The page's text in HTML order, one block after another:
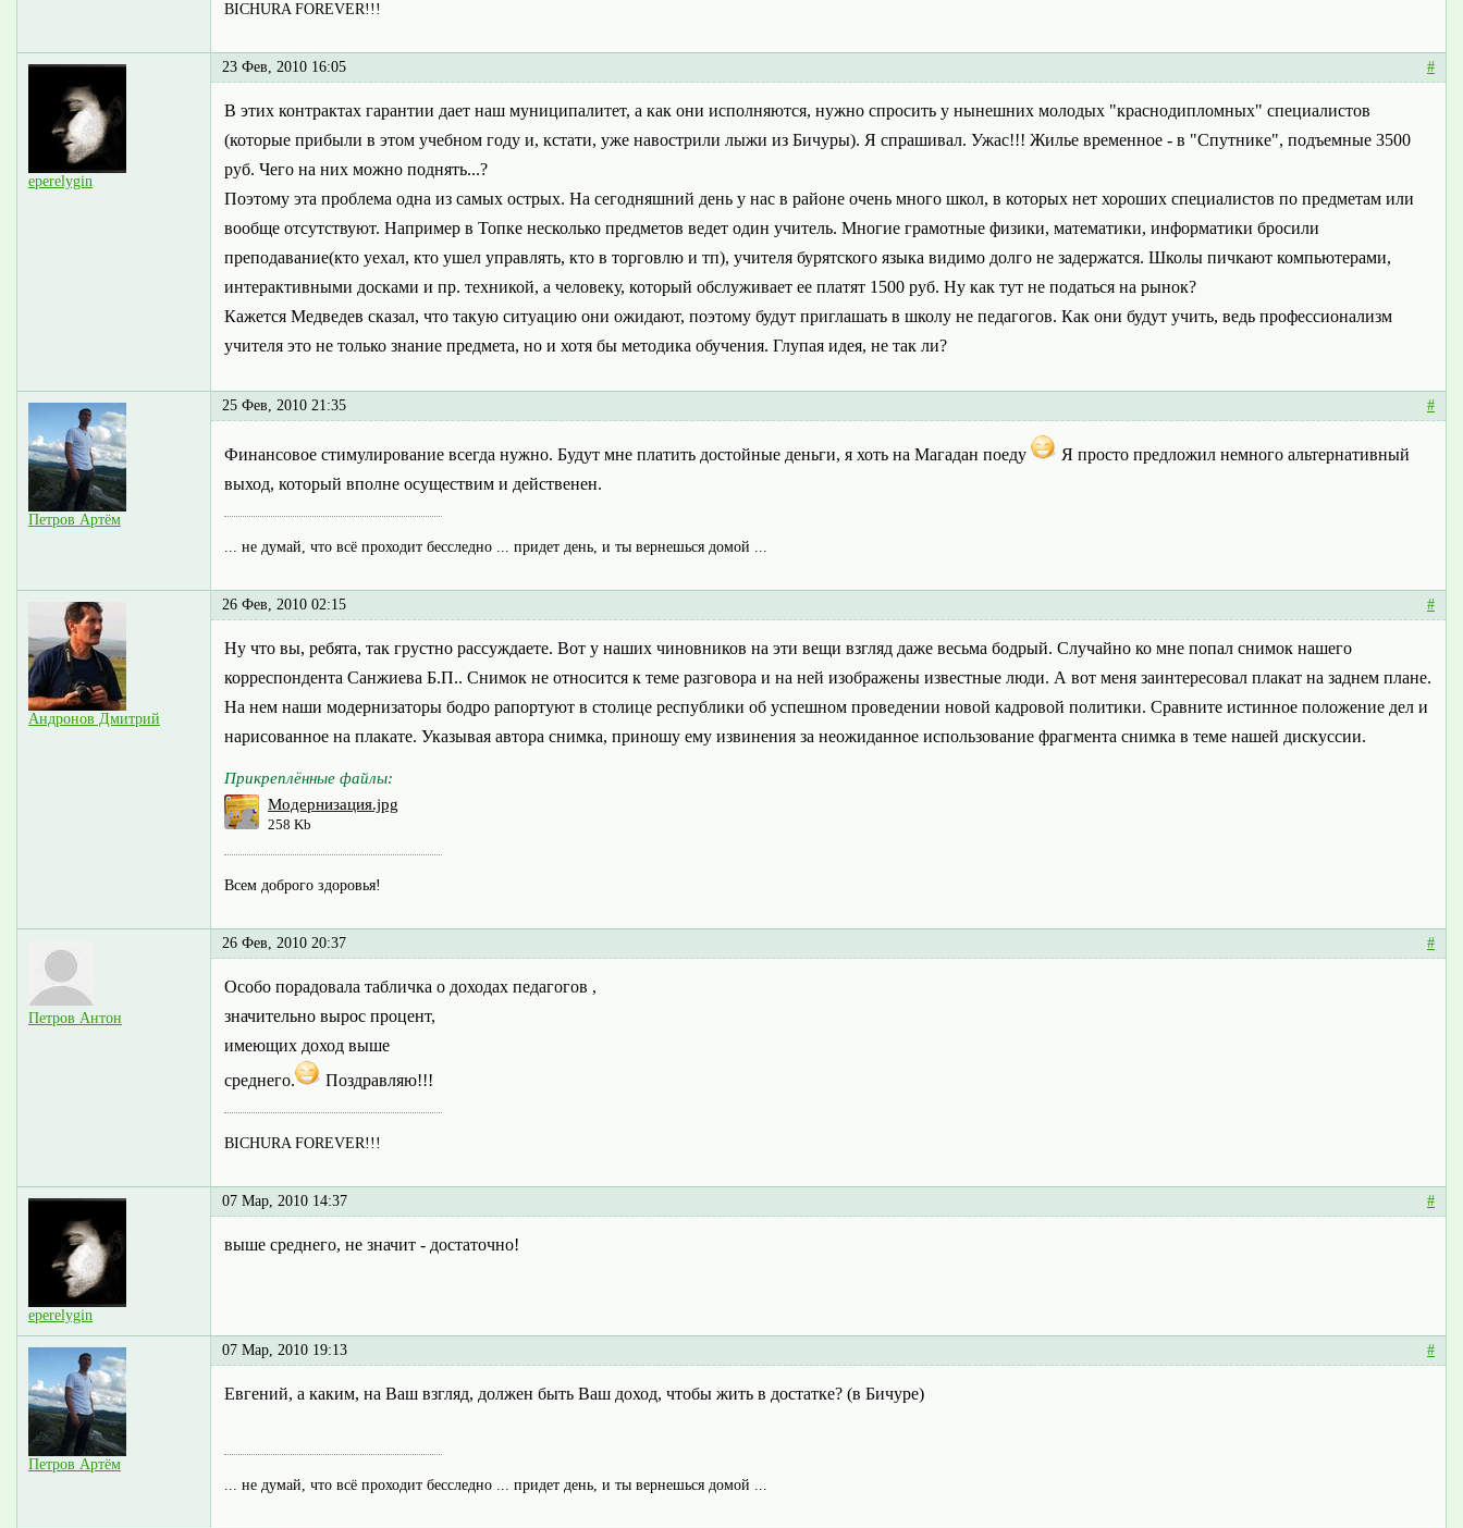
BICHURA FOREVER!!!
eperelygin
23 Фев, 2010 16:05 #
В этих контрактах гарантии дает наш муниципалитет, а как они исполняются, нужно спросить у нынешних молодых "краснодипломных" специалистов
(которые прибыли в этом учебном году и, кстати, уже навострили лыжи из Бичуры). Я спрашивал. Ужас!!! Жилье временное - в "Спутнике", подъемные 3500
руб. Чего на них можно поднять...?
Поэтому эта проблема одна из самых острых. На сегодняшний день у нас в районе очень много школ, в которых нет хороших специалистов по предметам или
вообще отсутствуют. Например в Топке несколько предметов ведет один учитель. Многие грамотные физики, математики, информатики бросили
преподавание(кто уехал, кто ушел управлять, кто в торговлю и тп), учителя бурятского языка видимо долго не задержатся. Школы пичкают компьютерами,
интерактивными досками и пр. техникой, а человеку, который обслуживает ее платят 1500 руб. Ну как тут не податься на рынок?
Кажется Медведев сказал, что такую ситуацию они ожидают, поэтому будут приглашать в школу не педагогов. Как они будут учить, ведь профессионализм
учителя это не только знание предмета, но и хотя бы методика обучения. Глупая идея, не так ли?
Петров Артём
25 Фев, 2010 21:35 #
Финансовое стимулирование всегда нужно. Будут мне платить достойные деньги, я хоть на Магадан поеду
Я просто предложил немного альтернативный
выход, который вполне осуществим и действенен.
... не думай, что всё проходит бесследно ... придет день, и ты вернешься домой ...
Андронов Дмитрий
26 Фев, 2010 02:15 #
Ну что вы, ребята, так грустно рассуждаете. Вот у наших чиновников на эти вещи взгляд даже весьма бодрый. Случайно ко мне попал снимок нашего
корреспондента Санжиева Б.П.. Снимок не относится к теме разговора и на ней изображены известные люди. А вот меня заинтересовал плакат на заднем плане.
На нем наши модернизаторы бодро рапортуют в столице республики об успешном проведении новой кадровой политики. Сравните истинное положение дел и
нарисованное на плакате. Указывая автора снимка, приношу ему извинения за неожиданное использование фрагмента снимка в теме нашей дискуссии.
Прикреплённые файлы:
Модернизация.jpg
258 Kb
Всем доброго здоровья!
Петров Антон
26 Фев, 2010 20:37 #
Особо порадовала табличка о доходах педагогов ,
значительно вырос процент,
имеющих доход выше
среднего.
Поздравляю!!!
BICHURA FOREVER!!!
eperelygin
07 Мар, 2010 14:37 #
выше среднего, не значит - достаточно!
Петров Артём
07 Мар, 2010 19:13 #
Евгений, а каким, на Ваш взгляд, должен быть Ваш доход, чтобы жить в достатке? (в Бичуре)
... не думай, что всё проходит бесследно ... придет день, и ты вернешься домой ...